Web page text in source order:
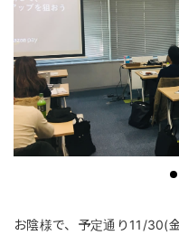
お陰様で、予定通り11/30(